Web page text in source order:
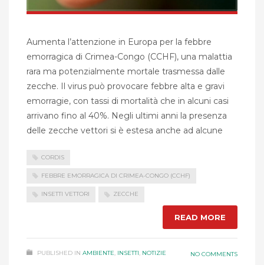
Aumenta l’attenzione in Europa per la febbre
emorragica di Crimea-Congo (CCHF), una malattia
rara ma potenzialmente mortale trasmessa dalle
zecche. Il virus può provocare febbre alta e gravi
emorragie, con tassi di mortalità che in alcuni casi
arrivano fino al 40%. Negli ultimi anni la presenza
delle zecche vettori si è estesa anche ad alcune
CORDIS
FEBBRE EMORRAGICA DI CRIMEA-CONGO (CCHF)
INSETTI VETTORI ZECCHE
READ MORE
PUBLISHED IN AMBIENTE, INSETTI, NOTIZIE NO COMMENTS